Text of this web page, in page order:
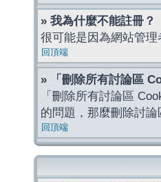
» 我為什麼不能註冊？
很可能是因為網站管
回頂端
» 「刪除所有討論區
「刪除所有討論區
的問題，那麼刪除討論
回頂端